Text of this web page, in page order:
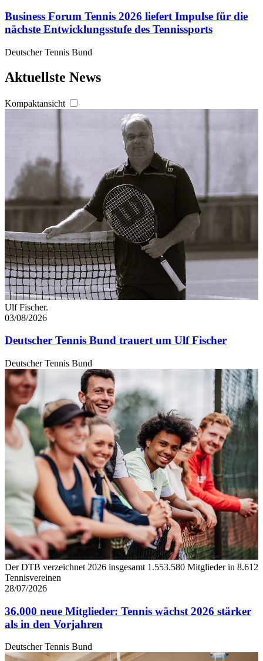
Business Forum Tennis 2026 liefert Impulse für die
nächste Entwicklungsstufe des Tennissports
Deutscher Tennis Bund
Aktuellste News
Kompaktansicht
Ulf Fischer.
03/08/2026
Deutscher Tennis Bund trauert um Ulf Fischer
Deutscher Tennis Bund
Der DTB verzeichnet 2026 insgesamt 1.553.580 Mitglieder in 8.612
Tennisvereinen
28/07/2026
36.000 neue Mitglieder: Tennis wächst 2026 stärker
als in den Vorjahren
Deutscher Tennis Bund